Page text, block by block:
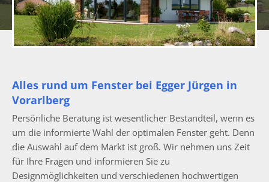
Alles rund um Fenster bei Egger Jürgen in
Vorarlberg
Persönliche Beratung ist wesentlicher Bestandteil, wenn es
um die informierte Wahl der optimalen Fenster geht. Denn
die Auswahl auf dem Markt ist groß. Wir nehmen uns Zeit
für Ihre Fragen und informieren Sie zu
Designmöglichkeiten und verschiedenen hochwertigen